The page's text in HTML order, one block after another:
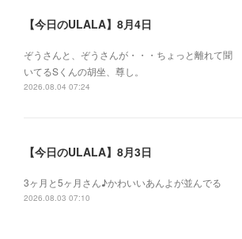
【今日のULALA】8月4日
ぞうさんと、ぞうさんが・・・ちょっと離れて聞
いてるSくんの胡坐、尊し。
2026.08.04 07:24
【今日のULALA】8月3日
3ヶ月と5ヶ月さん♪かわいいあんよが並んでる
2026.08.03 07:10